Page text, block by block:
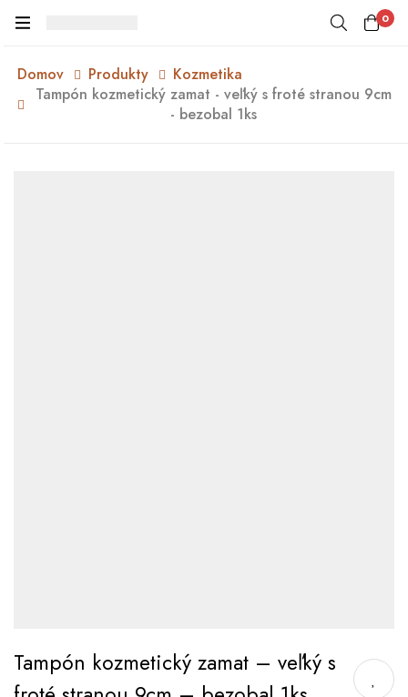
0
Domov Produkty
Kozmetika
Tampón kozmetický zamat - veľký s froté stranou 9cm
- bezobal 1ks
Tampón kozmetický zamat – veľký s